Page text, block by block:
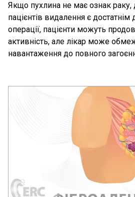
Якщо пухлина не має ознак раку,
пацієнтів видалення є достатнім
операції, пацієнти можуть
активність, але лікар може
навантаження до повного